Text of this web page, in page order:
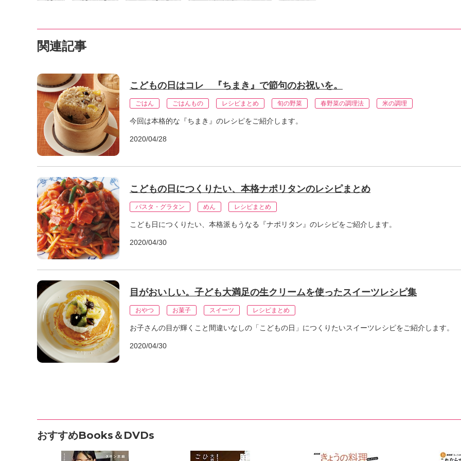
関連記事
こどもの日はコレ 『ちまき』で節句のお祝いを。
ごはん ごはんもの レシピまとめ 旬の野菜 春野菜の調理法 米の調理
今回は本格的な『ちまき』のレシピをご紹介します。
2020/04/28
こどもの日につくりたい、本格ナポリタンのレシピまとめ
パスタ・グラタン めん レシピまとめ
こども日につくりたい、本格派もうなる『ナポリタン』のレシピをご紹介します。
2020/04/30
目がおいしい。子ども大満足の生クリームを使ったスイーツレシピ集
おやつ お菓子 スイーツ レシピまとめ
お子さんの目が輝くこと間違いなしの「こどもの日」につくりたいスイーツレシピをご紹介します。
2020/04/30
おすすめBooks＆DVDs